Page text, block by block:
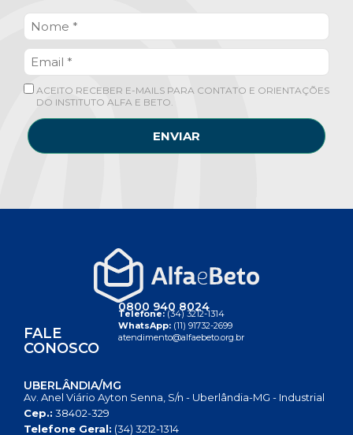
ACEITO RECEBER E-MAILS PARA CONTATO E ORIENTAÇÕES
DO INSTITUTO ALFA E BETO.
ENVIAR
FALE
CONOSCO
0800 940 8024
Telefone:(34) 3212-1314
WhatsApp: (11) 91732-2699
atendimento@alfaebeto.org.br
UBERLÂNDIA/MG
Av. Anel Viário Ayton Senna, S/n - Uberlândia-MG - Industrial
Cep.: 38402-329
Telefone Geral: (34) 3212-1314